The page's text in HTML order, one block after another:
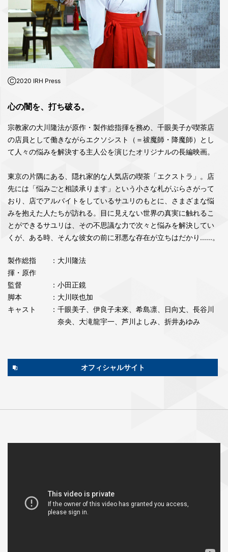
Ⓒ2020 IRH Press
心の闇を、打ち破る。
宗教家の大川隆法が原作・製作総指揮を務め、千眼美子が喫茶店
の店員として働きながらエクソシスト（＝祓魔師・降魔師）とし
て人々の悩みを解決する主人公を演じたオリジナルの長編映画。
東京の片隅にある、隠れ家的な人気店の喫茶「エクストラ」。店
先には「悩みごと相談承ります」という小さな札がぶらさがって
おり、店でアルバイトをしているサユリのもとに、さまざまな悩
みを抱えた人たちが訪れる。目に見えない世界の真実に触れるこ
とができるサユリは、その不思議な力で次々と悩みを解決してい
くが、ある時、そんな彼女の前に邪悪な存在が立ちはだかり......。
製作総指
揮・原作
：大川隆法
監督
：小田正鏡
脚本
：大川咲也加
キャスト
：千眼美子、伊良子未來、希島凛、日向丈、長谷川
奈央、大滝龍宇一、芦川よしみ、折井あゆみ
オフィシャルサイト